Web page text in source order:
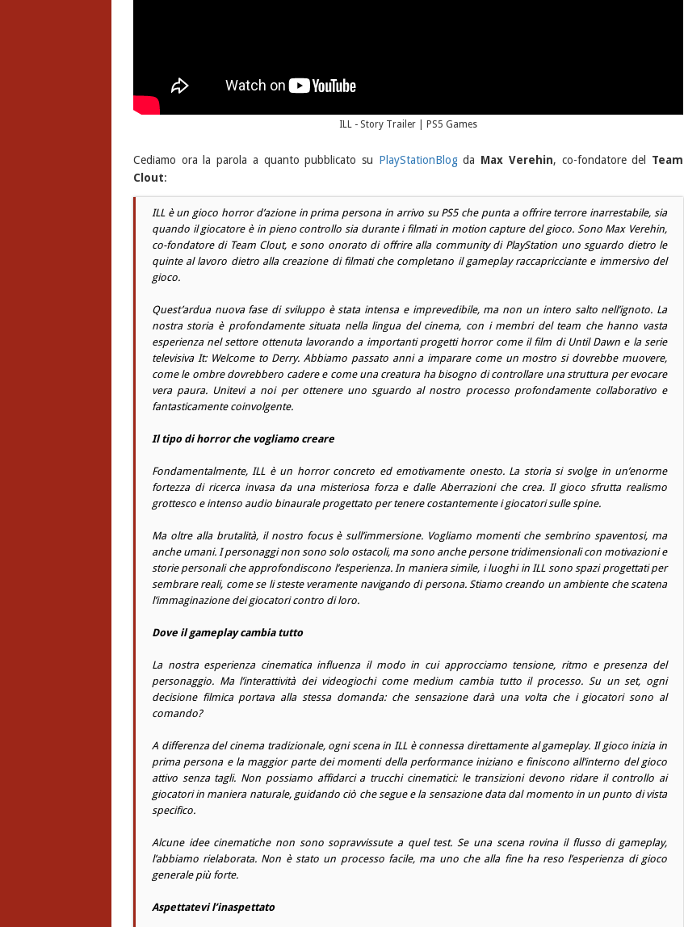
ILL - Story Trailer | PS5 Games
Cediamo ora la parola a quanto pubblicato su PlayStationBlogda Max Verehin, co-fondatore del Team
Clout:
ILL è un gioco horror d’azione in prima persona in arrivo su PS5 che punta a offrire terrore inarrestabile, sia
quando il giocatore è in pieno controllo sia durante i filmati in motion capture del gioco. Sono Max Verehin,
co-fondatore di Team Clout, e sono onorato di offrire alla community di PlayStation uno sguardo dietro le
quinte al lavoro dietro alla creazione di filmati che completano il gameplay raccapricciante e immersivo del
gioco.
Quest’ardua nuova fase di sviluppo è stata intensa e imprevedibile, ma non un intero salto nell’ignoto. La
nostra storia è profondamente situata nella lingua del cinema, con i membri del team che hanno vasta
esperienza nel settore ottenuta lavorando a importanti progetti horror come il film di Until Dawn e la serie
televisiva It: Welcome to Derry. Abbiamo passato anni a imparare come un mostro si dovrebbe muovere,
come le ombre dovrebbero cadere e come una creatura ha bisogno di controllare una struttura per evocare
vera paura. Unitevi a noi per ottenere uno sguardo al nostro processo profondamente collaborativo e
fantasticamente coinvolgente.
Il tipo di horror che vogliamo creare
Fondamentalmente, ILL è un horror concreto ed emotivamente onesto. La storia si svolge in un’enorme
fortezza di ricerca invasa da una misteriosa forza e dalle Aberrazioni che crea. Il gioco sfrutta realismo
grottesco e intenso audio binaurale progettato per tenere costantemente i giocatori sulle spine.
Ma oltre alla brutalità, il nostro focus è sull’immersione. Vogliamo momenti che sembrino spaventosi, ma
anche umani. I personaggi non sono solo ostacoli, ma sono anche persone tridimensionali con motivazioni e
storie personali che approfondiscono l’esperienza. In maniera simile, i luoghi in ILL sono spazi progettati per
sembrare reali, come se li steste veramente navigando di persona. Stiamo creando un ambiente che scatena
l’immaginazione dei giocatori contro di loro.
Dove il gameplay cambia tutto
La nostra esperienza cinematica influenza il modo in cui approcciamo tensione, ritmo e presenza del
personaggio. Ma l’interattività dei videogiochi come medium cambia tutto il processo. Su un set, ogni
decisione filmica portava alla stessa domanda: che sensazione darà una volta che i giocatori sono al
comando?
A differenza del cinema tradizionale, ogni scena in ILL è connessa direttamente al gameplay. Il gioco inizia in
prima persona e la maggior parte dei momenti della performance iniziano e finiscono all’interno del gioco
attivo senza tagli. Non possiamo affidarci a trucchi cinematici: le transizioni devono ridare il controllo ai
giocatori in maniera naturale, guidando ciò che segue e la sensazione data dal momento in un punto di vista
specifico.
Alcune idee cinematiche non sono sopravvissute a quel test. Se una scena rovina il flusso di gameplay,
l’abbiamo rielaborata. Non è stato un processo facile, ma uno che alla fine ha reso l’esperienza di gioco
generale più forte.
Aspettatevi l’inaspettato